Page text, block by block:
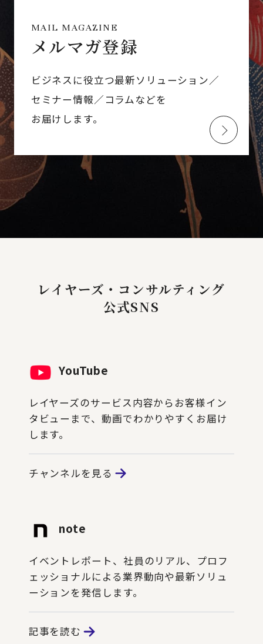
MAIL MAGAZINE
メルマガ登録
ビジネスに役立つ最新ソリューション／
セミナー情報／コラムなどを
お届けします。
レイヤーズ・コンサルティング
公式SNS
YouTube
レイヤーズのサービス内容からお客様イン
タビューまで、動画でわかりやすくお届け
します。
チャンネルを見る
note
イベントレポート、社員のリアル、プロフ
ェッショナルによる業界動向や最新ソリュ
ーションを発信します。
記事を読む